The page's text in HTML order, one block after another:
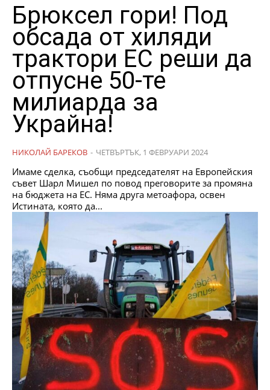
Брюксел гори! Под
обсада от хиляди
трактори ЕС реши да
отпусне 50-те
милиарда за
Украйна!
НИКОЛАЙ БАРЕКОВ - ЧЕТВЪРТЪК, 1 ФЕВРУАРИ 2024
Имаме сделка, съобщи председателят на Европейския
съвет Шарл Мишел по повод преговорите за промяна
на бюджета на ЕС. Няма друга метоафора, освен
Истината, която да...